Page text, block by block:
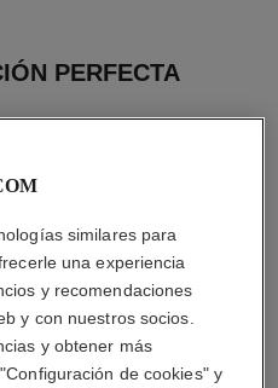
PERFECTA
similares para
una experiencia
y recomendaciones
y con nuestros socios.
y obtener más
de cookies" y